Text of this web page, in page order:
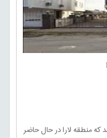
که منطقه لارا در حال حاضر